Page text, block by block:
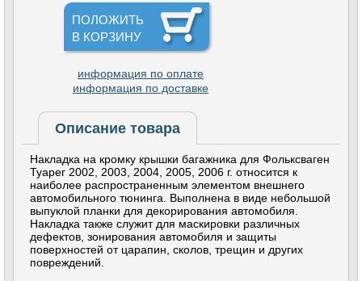
ПОЛОЖИТЬ
В КОРЗИНУ
информация по оплате
информация по доставке
Описание товара
Накладка на кромку крышки багажника для Фольксваген
Туарег 2002, 2003, 2004, 2005, 2006 г. относится к
наиболее распространенным элементом внешнего
автомобильного тюнинга. Выполнена в виде небольшой
выпуклой планки для декорирования автомобиля.
Накладка также служит для маскировки различных
дефектов, зонирования автомобиля и защиты
поверхностей от царапин, сколов, трещин и других
повреждений.